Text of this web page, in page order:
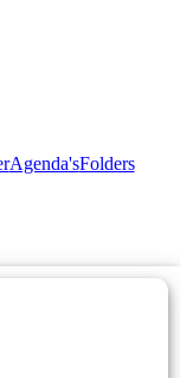
Agenda'sFolders